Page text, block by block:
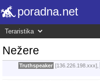
poradna.net
Nežere
Truthspeaker [136.226.198.xxx],